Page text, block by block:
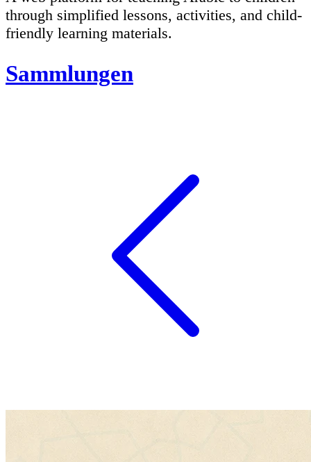
through simplified lessons, activities, and child-
friendly learning materials.
Sammlungen